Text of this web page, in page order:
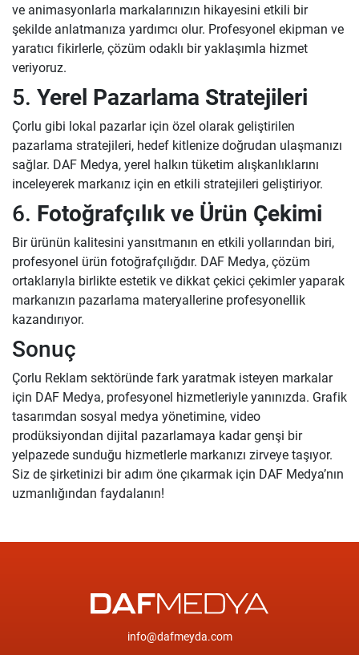
ve animasyonlarla markalarınızın hikayesini etkili bir
şekilde anlatmanıza yardımcı olur. Profesyonel ekipman ve
yaratıcı fikirlerle, çözüm odaklı bir yaklaşımla hizmet
veriyoruz.
5. Yerel Pazarlama Stratejileri
Çorlu gibi lokal pazarlar için özel olarak geliştirilen
pazarlama stratejileri, hedef kitlenize doğrudan ulaşmanızı
sağlar. DAF Medya, yerel halkın tüketim alışkanlıklarını
inceleyerek markanız için en etkili stratejileri geliştiriyor.
6. Fotoğrafçılık ve Ürün Çekimi
Bir ürünün kalitesini yansıtmanın en etkili yollarından biri,
profesyonel ürün fotoğrafçılığdır. DAF Medya, çözüm
ortaklarıyla birlikte estetik ve dikkat çekici çekimler yaparak
markanızın pazarlama materyallerine profesyonellik
kazandırıyor.
Sonuç
Çorlu Reklam sektöründe fark yaratmak isteyen markalar
için DAF Medya, profesyonel hizmetleriyle yanınızda. Grafik
tasarımdan sosyal medya yönetimine, video
prodüksiyondan dijital pazarlamaya kadar genşi bir
yelpazede sunduğu hizmetlerle markanızı zirveye taşıyor.
Siz de şirketinizi bir adım öne çıkarmak için DAF Medya’nın
uzmanlığından faydalanın!
info@dafmeyda.com